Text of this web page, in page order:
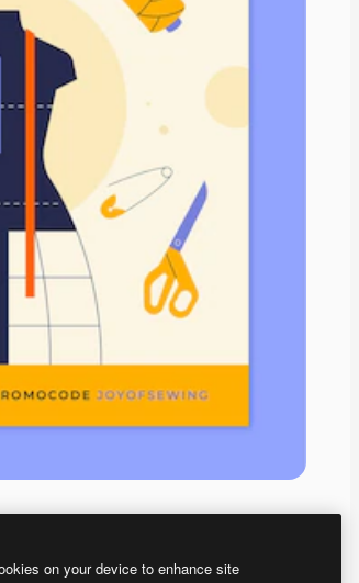
on your device to enhance site